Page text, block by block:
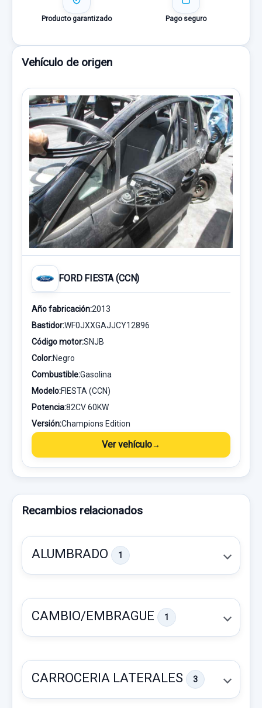
Producto garantizado Pago seguro
Vehículo de origen
FORD FIESTA (CCN)
Año fabricación:2013
Bastidor:WF0JXXGAJJCY12896
Código motor:SNJB
Color:Negro
Combustible:Gasolina
Modelo:FIESTA (CCN)
Potencia:82CV 60KW
Versión:Champions Edition
Ver vehículo
Recambios relacionados
ALUMBRADO 1
CAMBIO/EMBRAGUE 1
CARROCERIA LATERALES 3